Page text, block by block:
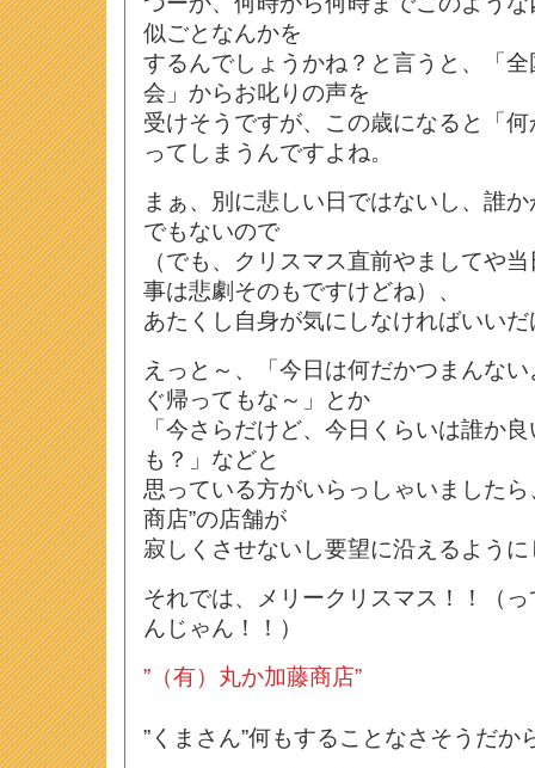
似ごとなんかを
するんでしょうかね？と言うと、「
会」からお叱りの声を
受けそうですが、この歳になると「
ってしまうんですよね。
まぁ、別に悲しい日ではないし、誰
でもないので
（でも、クリスマス直前やましてや
事は悲劇そのもですけどね）、
あたくし自身が気にしなければいい
えっと～、「今日は何だかつまんな
ぐ帰ってもな～」とか
「今さらだけど、今日くらいは誰か
も？」などと
思っている方がいらっしゃいました
商店”の店舗が
寂しくさせないし要望に沿えるよう
それでは、メリークリスマス！！（
んじゃん！！）
”（有）丸か加藤商店”
”くまさん”何もすることなさそうだか